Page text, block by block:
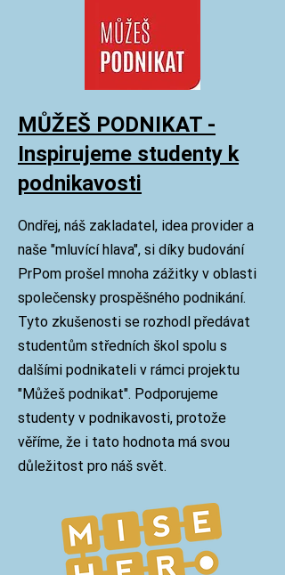
MŮŽEŠ PODNIKAT -
Inspirujeme studenty k
podnikavosti
Ondřej, náš zakladatel, idea provider a
naše "mluvící hlava", si díky budování
PrPom prošel mnoha zážitky v oblasti
společensky prospěšného podnikání.
Tyto zkušenosti se rozhodl předávat
studentům středních škol spolu s
dalšími podnikateli v rámci projektu
"Můžeš podnikat". Podporujeme
studenty v podnikavosti, protože
věříme, že i tato hodnota má svou
důležitost pro náš svět.